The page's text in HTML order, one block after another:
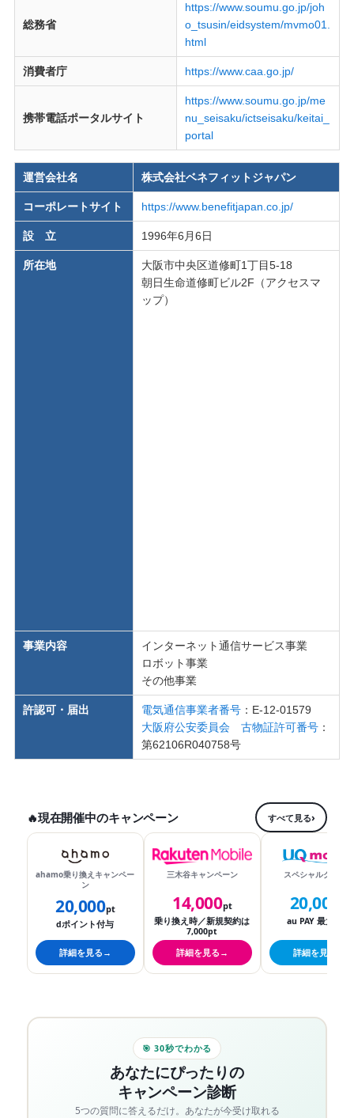
総務省
https://www.soumu.go.jp/joh
o_tsusin/eidsystem/mvmo01.
html
消費者庁 https://www.caa.go.jp/
携帯電話ポータルサイト
https://www.soumu.go.jp/me
nu_seisaku/ictseisaku/keitai_
portal
運営会社名 株式会社ベネフィットジャパン
コーポレートサイト https://www.benefitjapan.co.jp/
設 立 1996年6月6日
所在地
大阪市中央区道修町1丁目5-18
朝日生命道修町ビル2F（アクセスマ
ップ）
事業内容
インターネット通信サービス事業
ロボット事業
その他事業
許認可・届出 電気通信事業者番号 ：E-12-01579
大阪府公安委員会 古物証許可番号 ：
第62106R040758号
🔥現在開催中のキャンペーン すべて見る
ahamo乗り換えキャンペー
ン
20,000pt
dポイント付与
詳細を見る
三木谷キャンペーン
14,000pt
乗り換え時／新規契約は
7,000pt
詳細を見る
スペシャルクーポン
20,000
au PAY 最大還元
詳細を見る
🎯 30秒でわかる
あなたにぴったりの
キャンペーン診断
5つの質問に答えるだけ。あなたが今受け取れる